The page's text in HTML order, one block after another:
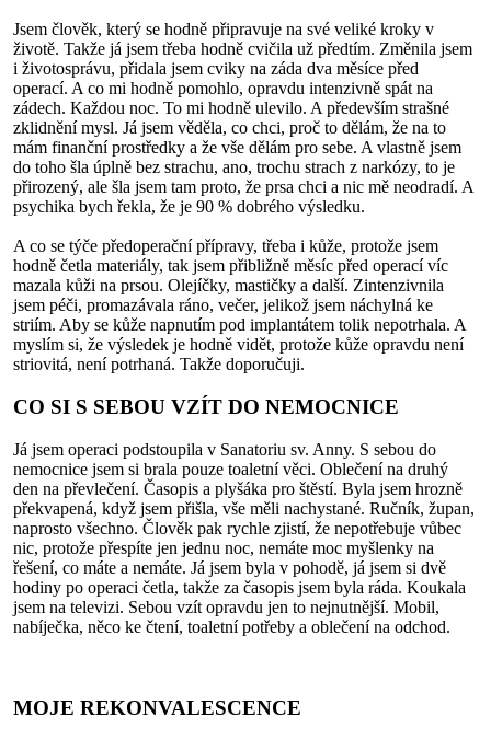
Jsem člověk, který se hodně připravuje na své veliké kroky v
životě. Takže já jsem třeba hodně cvičila už předtím. Změnila jsem
i životosprávu, přidala jsem cviky na záda dva měsíce před
operací. A co mi hodně pomohlo, opravdu intenzivně spát na
zádech. Každou noc. To mi hodně ulevilo. A především strašné
zklidnění mysl. Já jsem věděla, co chci, proč to dělám, že na to
mám finanční prostředky a že vše dělám pro sebe. A vlastně jsem
do toho šla úplně bez strachu, ano, trochu strach z narkózy, to je
přirozený, ale šla jsem tam proto, že prsa chci a nic mě neodradí. A
psychika bych řekla, že je 90 % dobrého výsledku.
A co se týče předoperační přípravy, třeba i kůže, protože jsem
hodně četla materiály, tak jsem přibližně měsíc před operací víc
mazala kůži na prsou. Olejíčky, mastičky a další. Zintenzivnila
jsem péči, promazávala ráno, večer, jelikož jsem náchylná ke
striím. Aby se kůže napnutím pod implantátem tolik nepotrhala. A
myslím si, že výsledek je hodně vidět, protože kůže opravdu není
striovitá, není potrhaná. Takže doporučuji.
CO SI S SEBOU VZÍT DO NEMOCNICE
Já jsem operaci podstoupila v Sanatoriu sv. Anny. S sebou do
nemocnice jsem si brala pouze toaletní věci. Oblečení na druhý
den na převlečení. Časopis a plyšáka pro štěstí. Byla jsem hrozně
překvapená, když jsem přišla, vše měli nachystané. Ručník, župan,
naprosto všechno. Člověk pak rychle zjistí, že nepotřebuje vůbec
nic, protože přespíte jen jednu noc, nemáte moc myšlenky na
řešení, co máte a nemáte. Já jsem byla v pohodě, já jsem si dvě
hodiny po operaci četla, takže za časopis jsem byla ráda. Koukala
jsem na televizi. Sebou vzít opravdu jen to nejnutnější. Mobil,
nabíječka, něco ke čtení, toaletní potřeby a oblečení na odchod.
MOJE REKONVALESCENCE